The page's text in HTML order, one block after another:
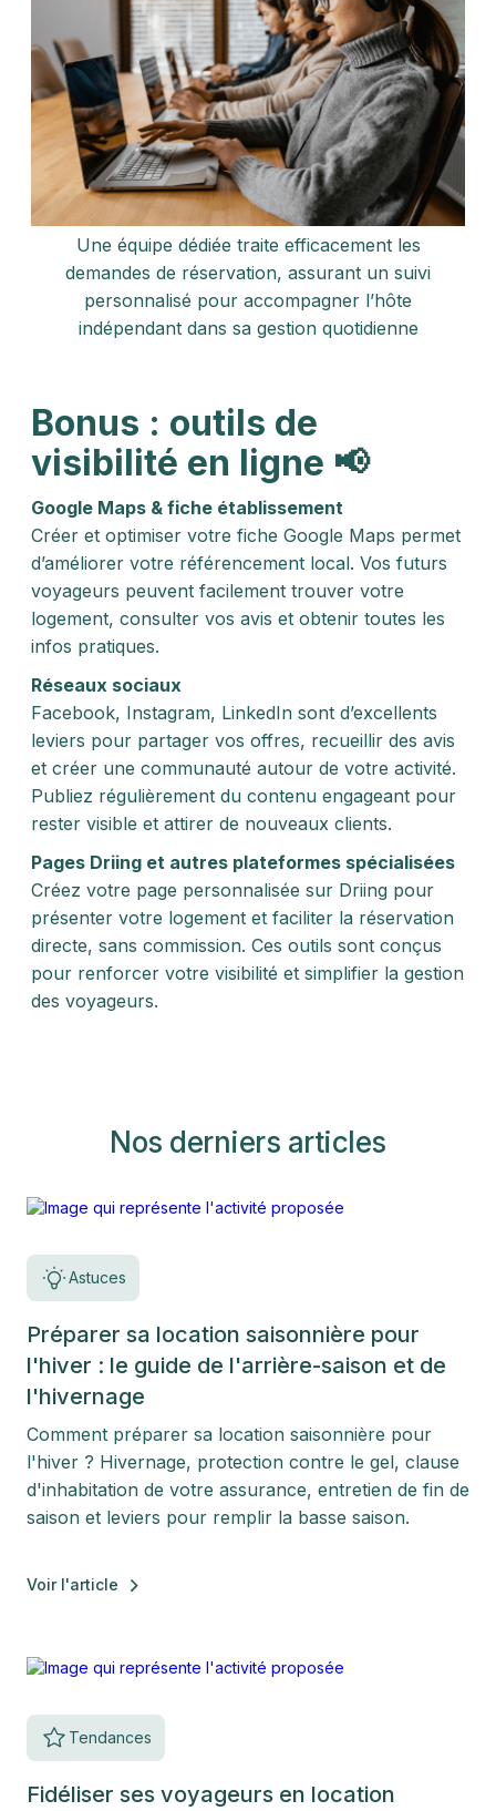
Une équipe dédiée traite efficacement les
demandes de réservation, assurant un suivi
personnalisé pour accompagner l’hôte
indépendant dans sa gestion quotidienne
Bonus : outils de
visibilité en ligne 📢
Google Maps & fiche établissement
Créer et optimiser votre fiche Google Maps permet
d’améliorer votre référencement local. Vos futurs
voyageurs peuvent facilement trouver votre
logement, consulter vos avis et obtenir toutes les
infos pratiques.
Réseaux sociaux
Facebook, Instagram, LinkedIn sont d’excellents
leviers pour partager vos offres, recueillir des avis
et créer une communauté autour de votre activité.
Publiez régulièrement du contenu engageant pour
rester visible et attirer de nouveaux clients.
Pages Driing et autres plateformes spécialisées
Créez votre page personnalisée sur Driing pour
présenter votre logement et faciliter la réservation
directe, sans commission. Ces outils sont conçus
pour renforcer votre visibilité et simplifier la gestion
des voyageurs.
Nos derniers articles
Astuces
Préparer sa location saisonnière pour
l'hiver : le guide de l'arrière-saison et de
l'hivernage
Comment préparer sa location saisonnière pour
l'hiver ? Hivernage, protection contre le gel, clause
d'inhabitation de votre assurance, entretien de fin de
saison et leviers pour remplir la basse saison.
Voir l'article
Tendances
Fidéliser ses voyageurs en location